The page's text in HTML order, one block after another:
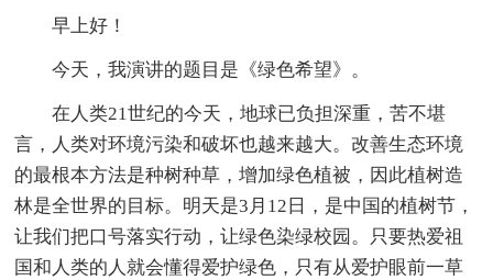
早上好！
今天，我演讲的题目是《绿色希望》。
在人类21世纪的今天，地球已负担深重，苦不堪
言，人类对环境污染和破坏也越来越大。改善生态环境
的最根本方法是种树种草，增加绿色植被，因此植树造
林是全世界的目标。明天是3月12日，是中国的植树节，
让我们把口号落实行动，让绿色染绿校园。只要热爱祖
国和人类的人就会懂得爱护绿色，只有从爱护眼前一草